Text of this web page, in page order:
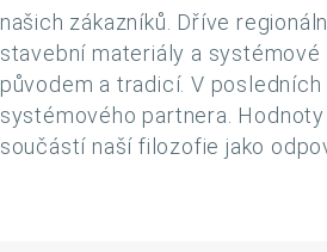
našich zákazníků. Dříve
stavební materiály a
původem a tradicí. V
systémového partnera.
součástí naší filozofie jako